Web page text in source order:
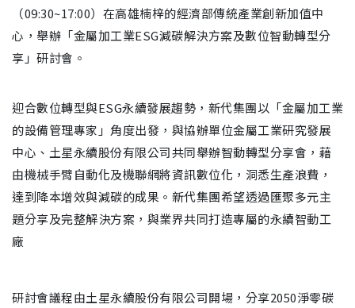
（09:30~17:00）在高雄楠梓的經濟部傳統產業創新加值中
心，舉辦「金屬加工業ESG減碳解決方案及數位智動轉型分
享」研討會。
迎合數位轉型與ESG永續發展趨勢，新代集團以「金屬加工業
的設備管理專家」角度出發，與協辦單位金屬工業研究發展
中心、土星永續股份有限公司共同舉辦智動轉型分享會，藉
由機械手臂自動化及機聯網將資訊數位化，洞悉生產浪費，
達到降本增效與減碳的成果。新代集團希望透過匯聚多元主
題分享及完整解決方案，與業界共同打造專屬的永續智動工
廠
研討會議程由土星永續股份有限公司開場，分享2050淨零碳